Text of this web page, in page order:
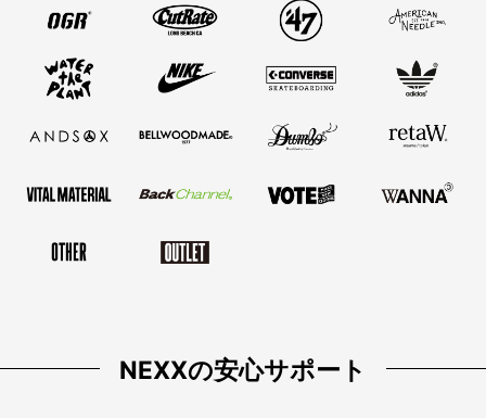
NEXXの安心サポート